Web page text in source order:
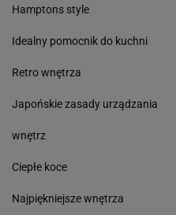
Hamptons style
Idealny pomocnik do kuchni
Retro wnętrza
Japońskie zasady urządzania
wnętrz
Ciepłe koce
Najpiękniejsze wnętrza